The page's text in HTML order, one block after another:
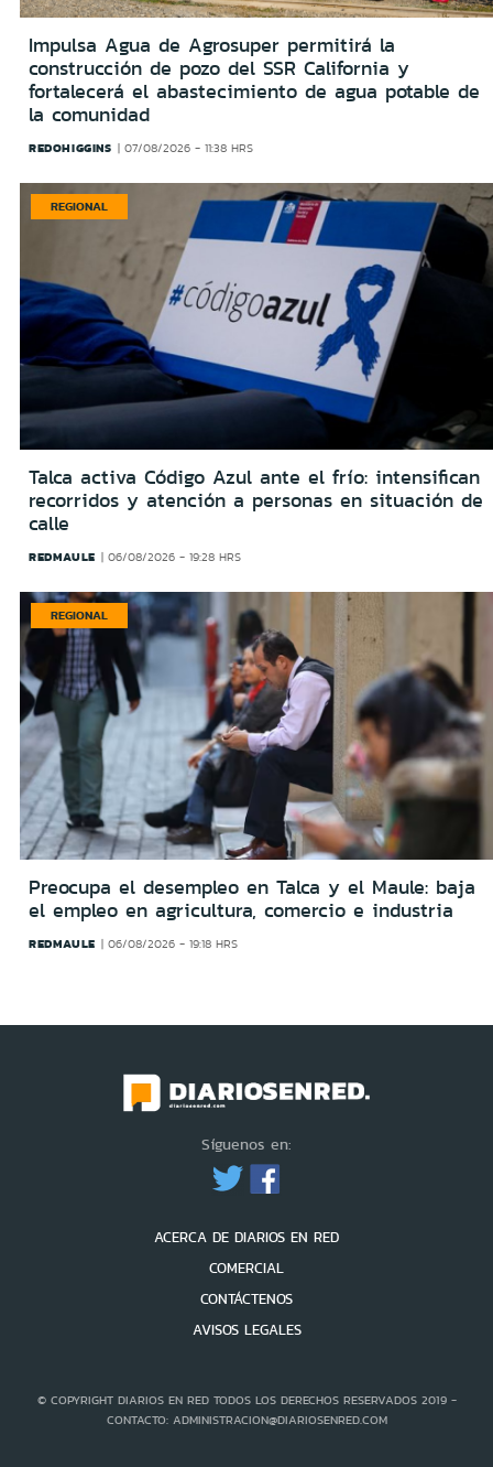
Impulsa Agua de Agrosuper permitirá la
construcción de pozo del SSR California y
fortalecerá el abastecimiento de agua potable de
la comunidad
REDOHIGGINS 07/08/2026 - 11:38 HRS
REGIONAL
Talca activa Código Azul ante el frío: intensifican
recorridos y atención a personas en situación de
calle
REDMAULE 06/08/2026 - 19:28 HRS
REGIONAL
Preocupa el desempleo en Talca y el Maule: baja
el empleo en agricultura, comercio e industria
REDMAULE 06/08/2026 - 19:18 HRS
Síguenos en:
ACERCA DE DIARIOS EN RED
COMERCIAL
CONTÁCTENOS
AVISOS LEGALES
© COPYRIGHT DIARIOS EN RED TODOS LOS DERECHOS RESERVADOS 2019 -
CONTACTO: ADMINISTRACION@DIARIOSENRED.COM